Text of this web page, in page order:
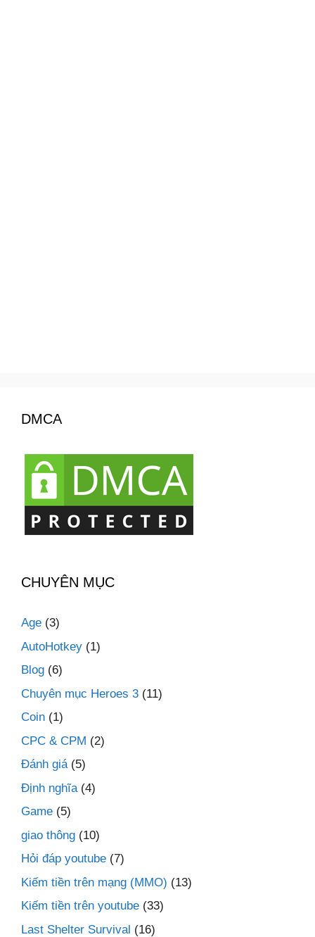
DMCA
CHUYÊN MỤC
Age (3)
AutoHotkey (1)
Blog (6)
Chuyên mục Heroes 3 (11)
Coin (1)
CPC & CPM (2)
Đánh giá(5)
Định nghĩa(4)
Game (5)
giao thông (10)
Hỏi đáp youtube (7)
Kiếm tiền trên mạng (MMO) (13)
Kiếm tiền trên youtube (33)
Last Shelter Survival (16)